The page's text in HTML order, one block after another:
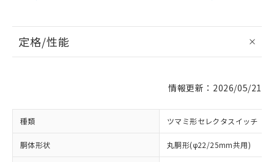
定格/性能
情報更新：2026/05/21
種類 ツマミ形セレクタスイッチ
胴体形状 丸胴形(φ22/25mm共用)